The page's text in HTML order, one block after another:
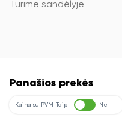
Turime sandėlyje
Panašios prekės
Kaina su PVM Taip Ne